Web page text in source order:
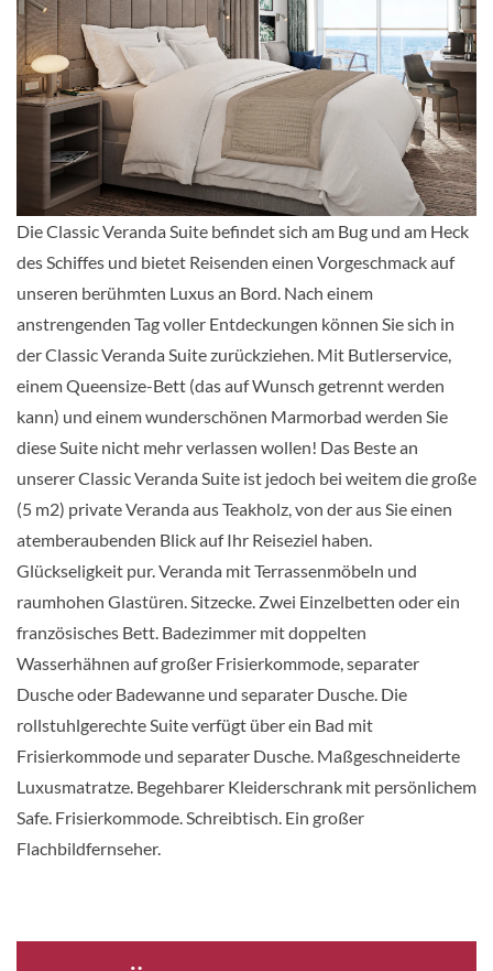
Deck 6
Suite
Auf Anfrage
AUSWÄHLEN
KABINE
ANFRAGEN
Grand Suite-[G1]
GUAR
Auf Anfrage
AUSWÄHLEN
KABINE
ANFRAGEN
Grand Suite-[GS]
Deck 7
Auf Anfrage
AUSWÄHLEN
KABINE
ANFRAGEN
Die Classic Veranda Suite befindet sich am Bug und am Heck
des Schiffes und bietet Reisenden einen Vorgeschmack auf
unseren berühmten Luxus an Bord. Nach einem
anstrengenden Tag voller Entdeckungen können Sie sich in
der Classic Veranda Suite zurückziehen. Mit Butlerservice,
einem Queensize-Bett (das auf Wunsch getrennt werden
kann) und einem wunderschönen Marmorbad werden Sie
diese Suite nicht mehr verlassen wollen! Das Beste an
unserer Classic Veranda Suite ist jedoch bei weitem die große
(5 m2) private Veranda aus Teakholz, von der aus Sie einen
atemberaubenden Blick auf Ihr Reiseziel haben.
Glückseligkeit pur. Veranda mit Terrassenmöbeln und
raumhohen Glastüren. Sitzecke. Zwei Einzelbetten oder ein
französisches Bett. Badezimmer mit doppelten
Wasserhähnen auf großer Frisierkommode, separater
Dusche oder Badewanne und separater Dusche. Die
rollstuhlgerechte Suite verfügt über ein Bad mit
Frisierkommode und separater Dusche. Maßgeschneiderte
Luxusmatratze. Begehbarer Kleiderschrank mit persönlichem
Safe. Frisierkommode. Schreibtisch. Ein großer
Flachbildfernseher.